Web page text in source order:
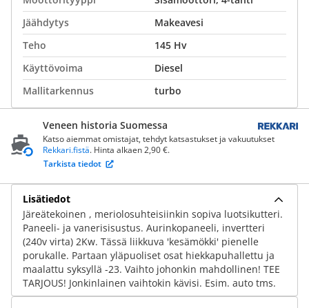
Jäähdytys
Makeavesi
Teho
145 Hv
Käyttövoima
Diesel
Mallitarkennus
turbo
Veneen historia Suomessa
Katso aiemmat omistajat, tehdyt katsastukset ja vakuutukset
Rekkari.fistä. Hinta alkaen 2,90 €.
Tarkista tiedot
Lisätiedot
Järeätekoinen , meriolosuhteisiinkin sopiva luotsikutteri.
Paneeli- ja vanerisisustus. Aurinkopaneeli, invertteri
(240v virta) 2Kw. Tässä liikkuva 'kesämökki' pienelle
porukalle. Partaan yläpuoliset osat hiekkapuhallettu ja
maalattu syksyllä -23. Vaihto johonkin mahdollinen! TEE
TARJOUS! Jonkinlainen vaihtokin kävisi. Esim. auto tms.